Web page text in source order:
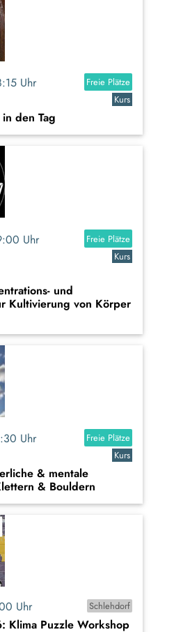
Uhr
Freie Plätze
Kurs
den Tag
Uhr
Freie Plätze
Kurs
und
Kultivierung von Körper
Uhr
Freie Plätze
Kurs
& mentale
& Bouldern
Uhr Schlehdorf
Klima Puzzle Workshop